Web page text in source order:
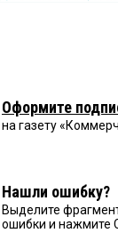
Оформите
на газету
Нашли ошибку?
Выделите
ошибки и нажмите